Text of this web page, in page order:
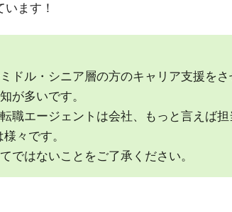
ます！
ドル・シニア層の方のキャリア支援をさ
が多いです。
職エージェントは会社、もっと言えば
々です。
ではないことをご了承ください。